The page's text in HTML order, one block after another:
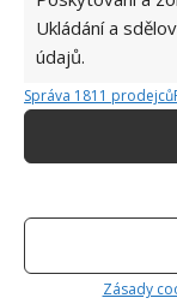
Ukládání a
údajů.
Správa 1811 prodejců
Zásady